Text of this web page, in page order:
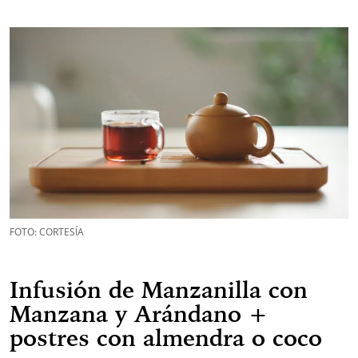
FOTO: CORTESÍA
Infusión de Manzanilla con
Manzana y Arándano +
postres con almendra o coco